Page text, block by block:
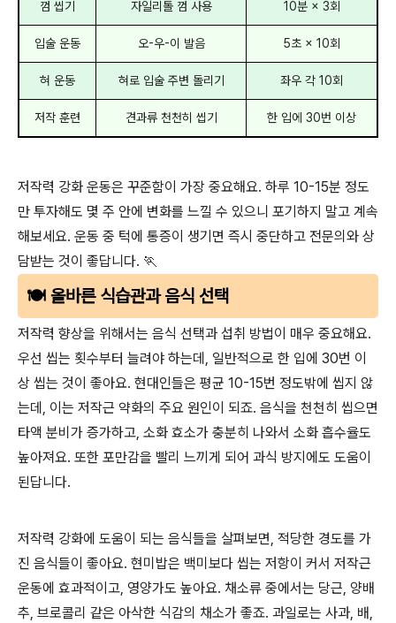
껌 씹기 자일리톨 껌 사용 10분 × 3회
입술 운동 오-우-이 발음 5초 × 10회
혀 운동 혀로 입술 주변 돌리기 좌우 각 10회
저작 훈련 견과류 천천히 씹기 한 입에 30번 이상
저작력 강화 운동은 꾸준함이 가장 중요해요. 하루 10-15분 정도
만 투자해도 몇 주 안에 변화를 느낄 수 있으니 포기하지 말고 계속
해보세요. 운동 중 턱에 통증이 생기면 즉시 중단하고 전문의와 상
담받는 것이 좋답니다. 🏃
🍽️ 올바른 식습관과 음식 선택
저작력 향상을 위해서는 음식 선택과 섭취 방법이 매우 중요해요.
우선 씹는 횟수부터 늘려야 하는데, 일반적으로 한 입에 30번 이
상 씹는 것이 좋아요. 현대인들은 평균 10-15번 정도밖에 씹지 않
는데, 이는 저작근 약화의 주요 원인이 되죠. 음식을 천천히 씹으면
타액 분비가 증가하고, 소화 효소가 충분히 나와서 소화 흡수율도
높아져요. 또한 포만감을 빨리 느끼게 되어 과식 방지에도 도움이
된답니다.
저작력 강화에 도움이 되는 음식들을 살펴보면, 적당한 경도를 가
진 음식들이 좋아요. 현미밥은 백미보다 씹는 저항이 커서 저작근
운동에 효과적이고, 영양가도 높아요. 채소류 중에서는 당근, 양배
추, 브로콜리 같은 아삭한 식감의 채소가 좋죠. 과일로는 사과, 배,